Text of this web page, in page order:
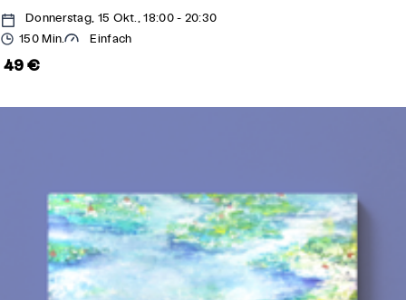
Donnerstag, 15 Okt., 18:00 - 20:30
150 Min.
Einfach
49 €